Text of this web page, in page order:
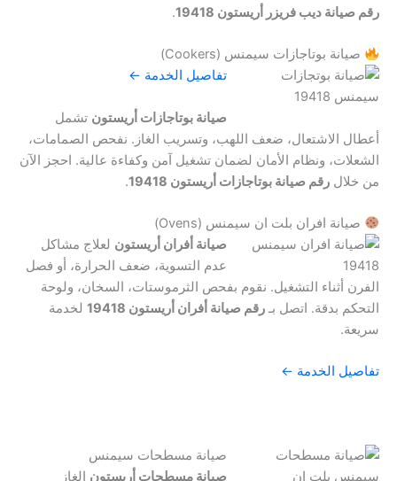
رقم صيانة ديب فريزر أريستون 19418
.
صيانة بوتاجازات سيمنس (Cookers)
تفاصيل الخدمة ←
صيانة بوتاجازات أريستون تشمل
أعطال الاشتعال، ضعف اللهب، وتسريب الغاز. نفحص الصمامات،
الشعلات، ونظام الأمان لضمان تشغيل آمن وكفاءة عالية. احجز الآن
من خلال رقم صيانة بوتاجازات أريستون 19418 .
صيانة افران بلت ان سيمنس (Ovens)
صيانة أفران أريستون لعلاج مشاكل
عدم التسوية، ضعف الحرارة، أو فصل
الفرن أثناء التشغيل. نقوم بفحص الثرموستات، السخان، ولوحة
التحكم بدقة. اتصل بـ رقم صيانة أفران أريستون 19418
لخدمة
سريعة.
تفاصيل الخدمة ←
صيانة مسطحات سيمنس
صيانة مسطحات أريستون الغاز